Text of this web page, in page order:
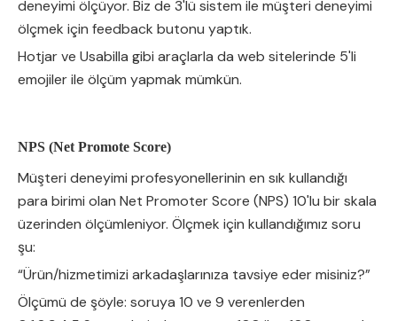
deneyimi ölçüyor. Biz de 3'lü sistem ile müşteri deneyimi
ölçmek için feedback butonu yaptık.
Hotjar ve Usabilla gibi araçlarla da web sitelerinde 5'li
emojiler ile ölçüm yapmak mümkün.
NPS (Net Promote Score)
Müşteri deneyimi profesyonellerinin en sık kullandığı
para birimi olan Net Promoter Score (NPS) 10'lu bir skala
üzerinden ölçümleniyor. Ölçmek için kullandığımız soru
şu:
“Ürün/hizmetimizi arkadaşlarınıza tavsiye eder misiniz?”
Ölçümü de şöyle: soruya 10 ve 9 verenlerden